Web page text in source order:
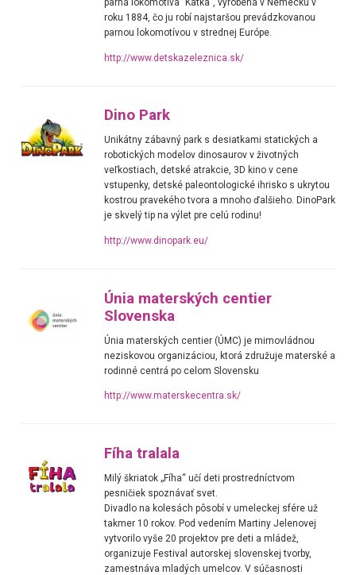
parná lokomotíva "Katka", vyrobená v Nemecku v
roku 1884, čo ju robí najstaršou prevádzkovanou
parnou lokomotívou v strednej Európe.
http://www.detskazeleznica.sk/
Dino Park
Unikátny zábavný park s desiatkami statických a
robotických modelov dinosaurov v životných
veľkostiach, detské atrakcie, 3D kino v cene
vstupenky, detské paleontologické ihrisko s ukrytou
kostrou pravekého tvora a mnoho ďalšieho. DinoPark
je skvelý tip na výlet pre celú rodinu!
http://www.dinopark.eu/
Únia materských centier
Slovenska
Únia materských centier (ÚMC) je mimovládnou
neziskovou organizáciou, ktorá združuje materské a
rodinné centrá po celom Slovensku
http://www.materskecentra.sk/
Fíha tralala
Milý škriatok „Fíha“ učí deti prostredníctvom
pesničiek spoznávať svet.
Divadlo na kolesách pôsobí v umeleckej sfére už
takmer 10 rokov. Pod vedením Martiny Jelenovej
vytvorilo vyše 20 projektov pre deti a mládež,
organizuje Festival autorskej slovenskej tvorby,
zamestnáva mladých umelcov. V súčasnosti